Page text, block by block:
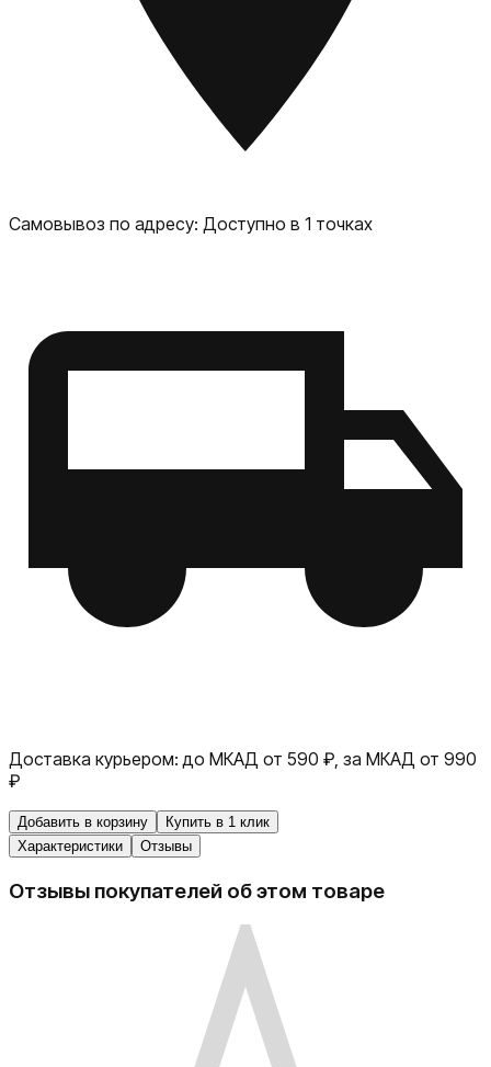
для более сложных задач, таких как обработка
фотографий или редактирование видео.
Самовывоз по адресу: Доступно в 1 точках
Доставка курьером: до МКАД от 590 ₽, за МКАД от 990
₽
Добавить в корзину
Купить в 1 клик
Характеристики
Отзывы
Отзывы покупателей об этом товаре